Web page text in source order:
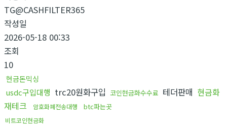
TG@CASHFILTER365
작성일
2026-05-18 00:33
조회
10
현금돈믹싱
usdc구입대행 trc20원화구입 코인현금화수수료 테더판매 현금화
재테크
암호화폐전송대행 btc파는곳
비트코인현금화